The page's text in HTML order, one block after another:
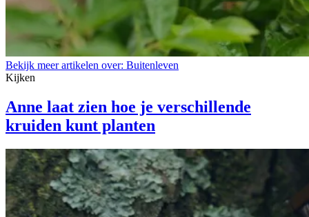
Bekijk meer artikelen over: Buitenleven
Kijken
Anne laat zien hoe je verschillende
kruiden kunt planten